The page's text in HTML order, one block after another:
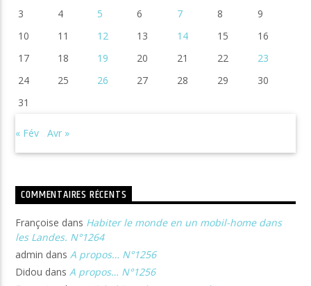
3
4 5 6 7 8
9
10
11 12 13 14 15
16
17
18 19 20 21 22
23
24
25 26 27 28 29
30
31
« Fév Avr »
COMMENTAIRES RÉCENTS
Françoise dans Habiter le monde en un mobil-home dans
les Landes. N°1264
admin dansA propos… N°1256
Didou dansA propos… N°1256